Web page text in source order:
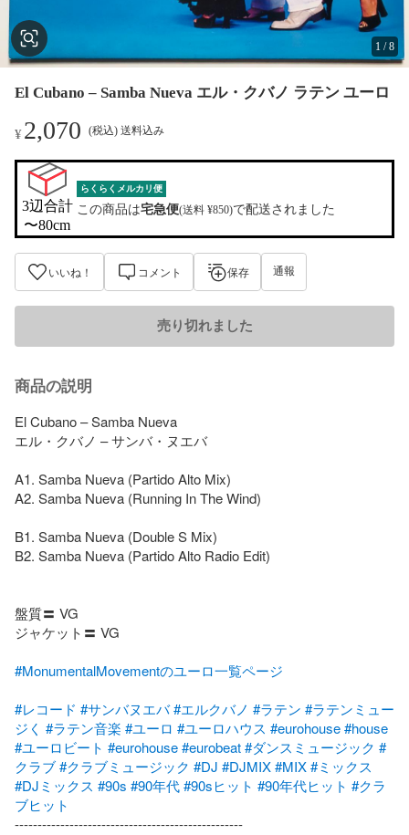
1 /8
El Cubano – Samba Nueva エル・クバノ ラテン ユーロ
¥2,070 (税込) 送料込み
3辺合計
〜80cm
らくらくメルカリ便
この商品は宅急便(送料 ¥850)で配送されました
いいね！ コメント 保存 通報
売り切れました
商品の説明
El Cubano – Samba Nueva
エル・クバノ – サンバ・ヌエバ
A1. Samba Nueva (Partido Alto Mix)
A2. Samba Nueva (Running In The Wind)
B1. Samba Nueva (Double S Mix)
B2. Samba Nueva (Partido Alto Radio Edit)
盤質〓 VG
ジャケット〓 VG
#MonumentalMovementのユーロ一覧ページ
#レコード #サンバヌエバ#エルクバノ #ラテン #ラテンミュー
ジく #ラテン音楽 #ユーロ #ユーロハウス #eurohouse#house
#ユーロビート #eurohouse#eurobeat#ダンスミュージック #
クラブ#クラブミュージック #DJ #DJMIX#MIX#ミックス
#DJミックス #90s #90年代#90sヒット #90年代ヒット #クラ
ブヒット
--------------------------------------------------